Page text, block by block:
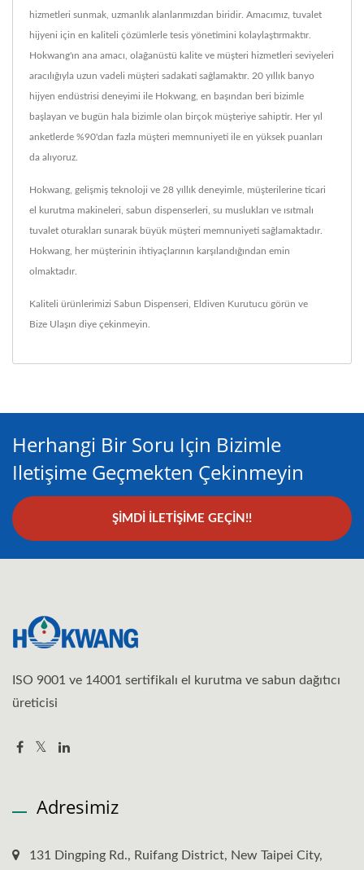
hizmetleri sunmak, uzmanlık alanlarımızdan biridir. Amacımız, tuvalet
hijyeni için en kaliteli çözümlerle tesis yönetimini kolaylaştırmaktır.
Hokwang'ın ana amacı, olağanüstü kalite ve müşteri hizmetleri seviyeleri
aracılığıyla uzun vadeli müşteri sadakati sağlamaktır. 20 yıllık banyo
hijyen endüstrisi deneyimi ile Hokwang, en başından beri bizimle
başlayan ve bugün hala bizimle olan birçok müşteriye sahiptir. Her yıl
anketlerde %90'dan fazla müşteri memnuniyeti ile en yüksek puanları
da alıyoruz.
Hokwang, gelişmiş teknoloji ve 28 yıllık deneyimle, müşterilerine ticari
el kurutma makineleri, sabun dispenserleri, su muslukları ve ısıtmalı
tuvalet oturakları sunarak büyük müşteri memnuniyeti sağlamaktadır.
Hokwang, her müşterinin ihtiyaçlarının karşılandığından emin
olmaktadır.
Kaliteli ürünlerimizi Sabun Dispenseri Eldiven Kurutucu görün ve
Bize Ulaşın diye çekinmeyin.
Herhangi Bir Soru Için Bizimle
Iletişime Geçmekten Çekinmeyin
ŞIMDI İLETIŞIME GEÇIN!!
ISO 9001 ve 14001 sertifikalı el kurutma ve sabun dağıtıcı
üreticisi
Adresimiz
131 Dingping Rd., Ruifang District, New Taipei City,